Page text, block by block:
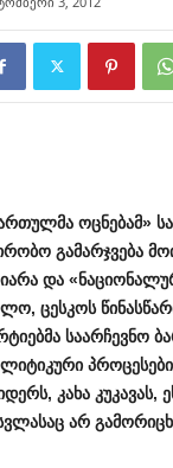
ოცნებამ»
გამარჯვება
და«
, ცესკოს
საარჩევნო
, კახა კუკავას,
არ